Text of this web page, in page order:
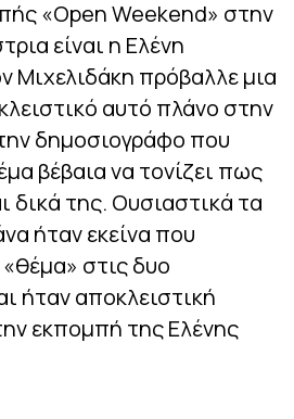
«Open Weekend» στην
είναι η Ελένη
Μιχελιδάκη πρόβαλλε μια
αυτό πλάνο στην
δημοσιογράφο που
βέβαια να τονίζει πως
δικά της. Ουσιαστικά τα
ήταν εκείνα που
στις δυο
ήταν αποκλειστική
εκπομπή της Ελένης